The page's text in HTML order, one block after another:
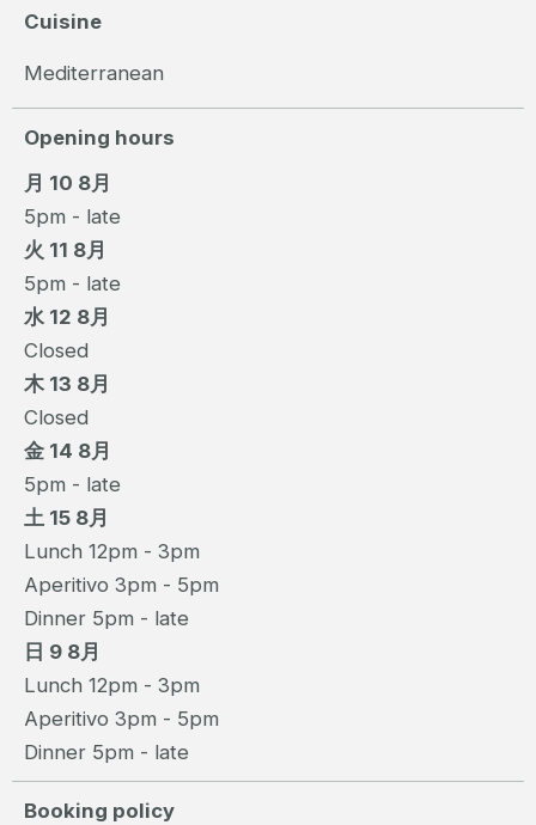
Cuisine
Mediterranean
Opening hours
月 10 8月
5pm - late
火 11 8月
5pm - late
水 12 8月
Closed
木 13 8月
Closed
金 14 8月
5pm - late
土 15 8月
Lunch 12pm - 3pm
Aperitivo 3pm - 5pm
Dinner 5pm - late
日 9 8月
Lunch 12pm - 3pm
Aperitivo 3pm - 5pm
Dinner 5pm - late
Booking policy